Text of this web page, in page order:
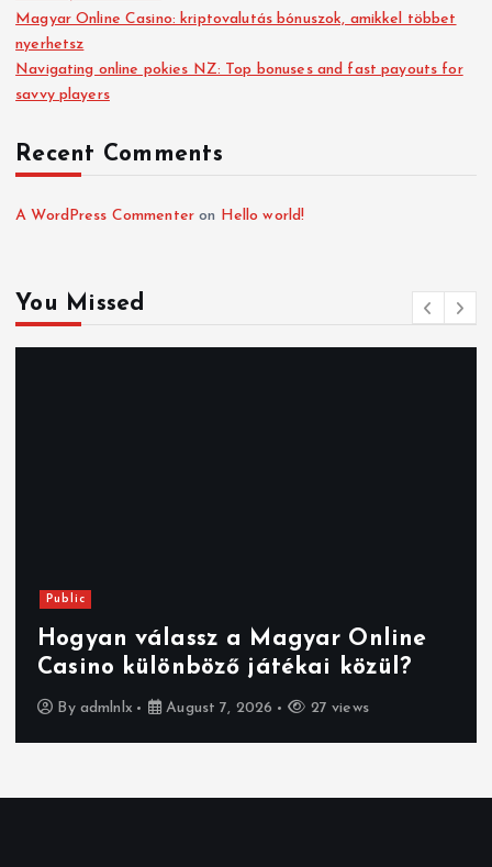
Magyar Online Casino: kriptovalutás bónuszok, amikkel többet
nyerhetsz
Navigating online pokies NZ: Top bonuses and fast payouts for
savvy players
Recent Comments
A WordPress Commenter on Hello world!
You Missed
2026-ban: hogyan szerezhetsz
többet játék közben
By admlnlx August 7, 2026